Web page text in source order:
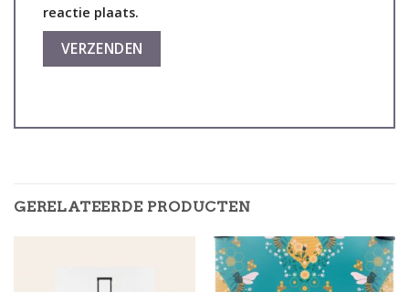
reactie plaats.
GERELATEERDE PRODUCTEN